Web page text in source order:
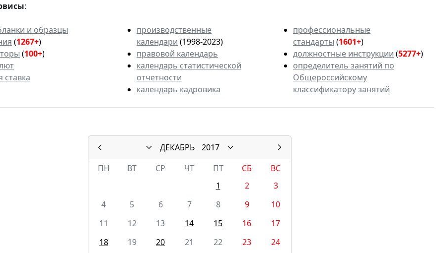
:
и образцы
(1267+)
(100+)
ставка
производственные
календари (1998-2023)
правовой календарь
календарь статистической
отчетности
календарь кадровика
профессиональные
стандарты (1601+)
должностные инструкции (5277+)
определитель занятий по
Общероссийскому
классификатору занятий
ДЕКАБРЬ
2017
ПН
ВТ СР ЧТ ПТ СБ
ВС
1
2
3
4
5 6 7 8 9
10
11
12 13 14 15 16
17
18
19 20 21 22 23
24